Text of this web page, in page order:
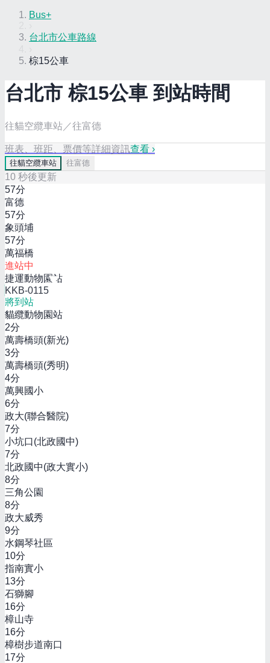
Bus+
台北市公車路線
棕15公車
台北市 棕15公車 到站時間
往貓空纜車站／往富德
班表、班距、票價等詳細資訊查看 ›
往貓空纜車站 往富德
10 秒後更新
57分
富德
57分
象頭埔
57分
萬福橋
進站中
捷運動物園站
KKB-0115
將到站
貓纜動物園站
2分
萬壽橋頭(新光)
3分
萬壽橋頭(秀明)
4分
萬興國小
6分
政大(聯合醫院)
7分
小坑口(北政國中)
7分
北政國中(政大實小)
8分
三角公園
8分
政大威秀
9分
水鋼琴社區
10分
指南實小
13分
石獅腳
16分
樟山寺
16分
樟樹步道南口
17分